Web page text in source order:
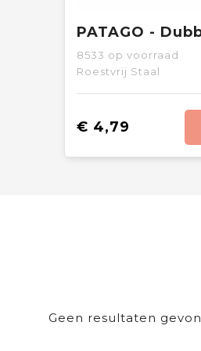
8533 op voorraad
Roestvrij Staal
€ 4,79
Geen resultaten